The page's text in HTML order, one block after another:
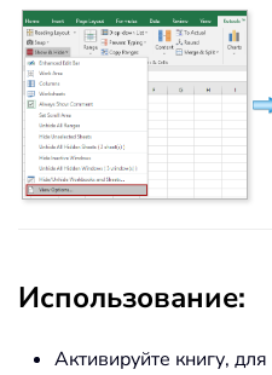
Использование:
Активируйте книгу,